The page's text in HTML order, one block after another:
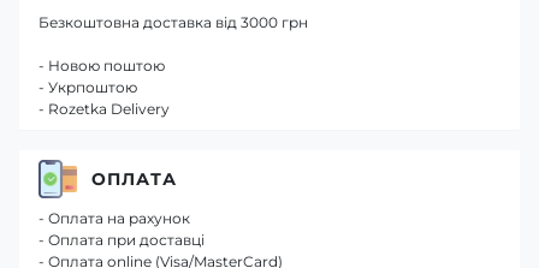
Безкоштовна доставка від 3000 грн
- Новою поштою
- Укрпоштою
- Rozetka Delivery
ОПЛАТА
- Оплата на рахунок
- Оплата при доставці
- Оплата online (Visa/MasterCard)